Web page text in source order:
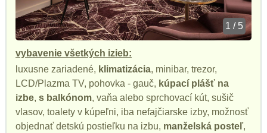
1 / 5
vybavenie všetkých izieb:
luxusne zariadené, klimatizácia, minibar, trezor,
LCD/Plazma TV, pohovka - gauč, kúpací plášť na
izbe, s balkónom, vaňa alebo sprchovací kút, sušič
vlasov, toalety v kúpeľni, iba nefajčiarske izby, možnosť
objednať detskú postieľku na izbu, manželská posteľ,